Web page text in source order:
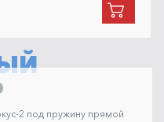
2 под пружину прямой